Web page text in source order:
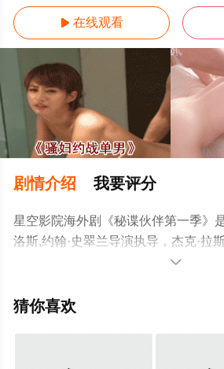
 在线观看
剧情介绍 我要评分
星空影院海外剧《秘谍伙伴第一季》
洛斯,约翰·史翠兰导演执导，杰克·拉
伦·布朗,卡伦·普莱西,休·狄伦,达斯汀·
·珍·科洛斯特奇,艾什力·查尔斯,弗朗索

猜你喜欢